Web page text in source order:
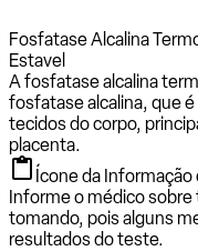
Fosfatase Alcalina
Estavel
A fosfatase alcalina
fosfatase alcalina, que
tecidos do corpo,
placenta.
Ícone da Informação
Informe o médico
tomando, pois alguns
resultados do teste.